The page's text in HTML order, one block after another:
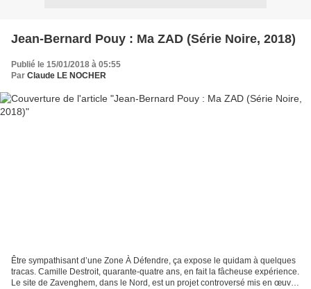
Jean-Bernard Pouy : Ma ZAD (Série Noire, 2018)
Publié le 15/01/2018 à 05:55
Par Claude LE NOCHER
Être sympathisant d’une Zone À Défendre, ça expose le quidam à quelques
tracas. Camille Destroit, quarante-quatre ans, en fait la fâcheuse expérience.
Le site de Zavenghem, dans le Nord, est un projet controversé mis en œuvre